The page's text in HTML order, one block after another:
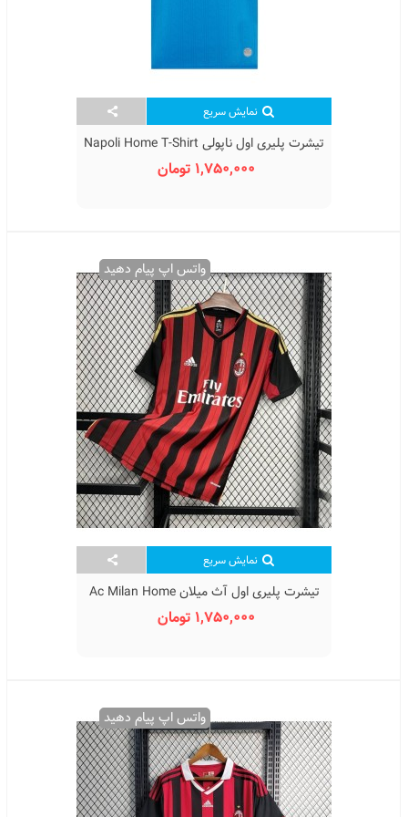
نمایش سریع
تیشرت پلیری اول ناپولی Napoli Home T-Shirt
2026
1,750,000 تومان
واتس اپ پیام دهید
نمایش سریع
تیشرت پلیری اول آث میلان Ac Milan Home
T-Shirt 2026
1,750,000 تومان
واتس اپ پیام دهید